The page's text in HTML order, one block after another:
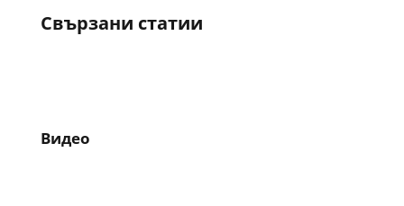
Свързани статии
Видео